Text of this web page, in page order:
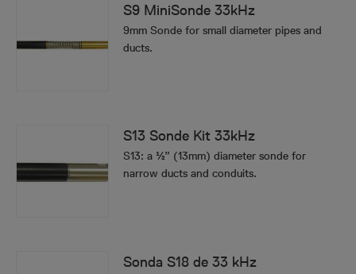
S9 MiniSonde 33kHz
9mm Sonde for small diameter pipes and
ducts.
S13 Sonde Kit 33kHz
S13: a ½” (13mm) diameter sonde for
narrow ducts and conduits.
Sonda S18 de 33 kHz